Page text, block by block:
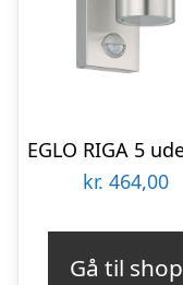
kr. 464,00
Gå til shop